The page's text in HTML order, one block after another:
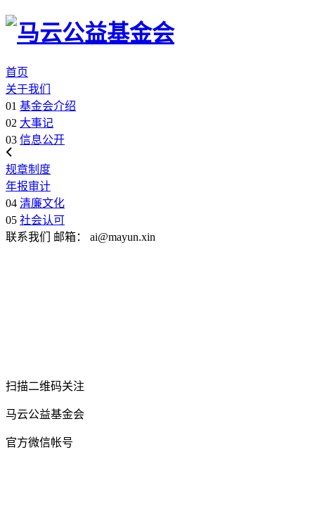
首页
关于我们
01 基金会介绍
02 大事记
03 信息公开
规章制度
年报审计
04 清廉文化
05 社会认可
联系我们
邮箱： ai@mayun.xin
扫描二维码关注
马云公益基金会
官方微信帐号